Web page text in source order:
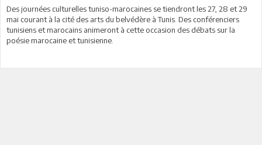
Des journées culturelles tuniso-marocaines se tiendront les 27, 28 et 29
mai courant à la cité des arts du belvédère à Tunis. Des conférenciers
tunisiens et marocains animeront à cette occasion des débats sur la
poésie marocaine et tunisienne.